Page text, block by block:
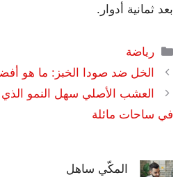
بعد ثمانية أدوار.
التصنيفات
رياضة
الخل ضد صودا الخبز: ما هو
العشب الأصلي سهل النمو الذي
في ساحات مائلة
المكّي ساهل